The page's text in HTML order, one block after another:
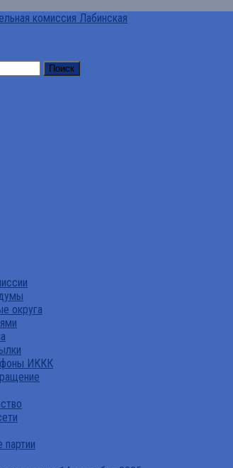
комиссия Лабинская
округа
ИККК
партии